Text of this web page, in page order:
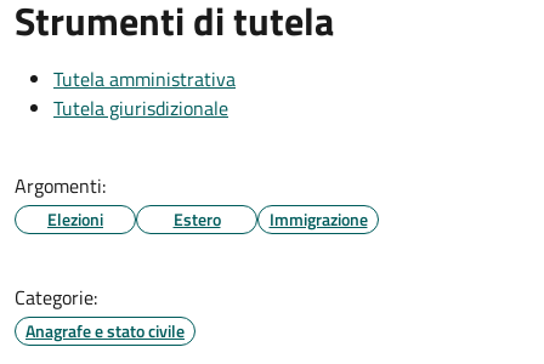
Strumenti di tutela
Tutela amministrativa
Tutela giurisdizionale
Argomenti:
Elezioni Estero Immigrazione
Categorie:
Anagrafe e stato civile